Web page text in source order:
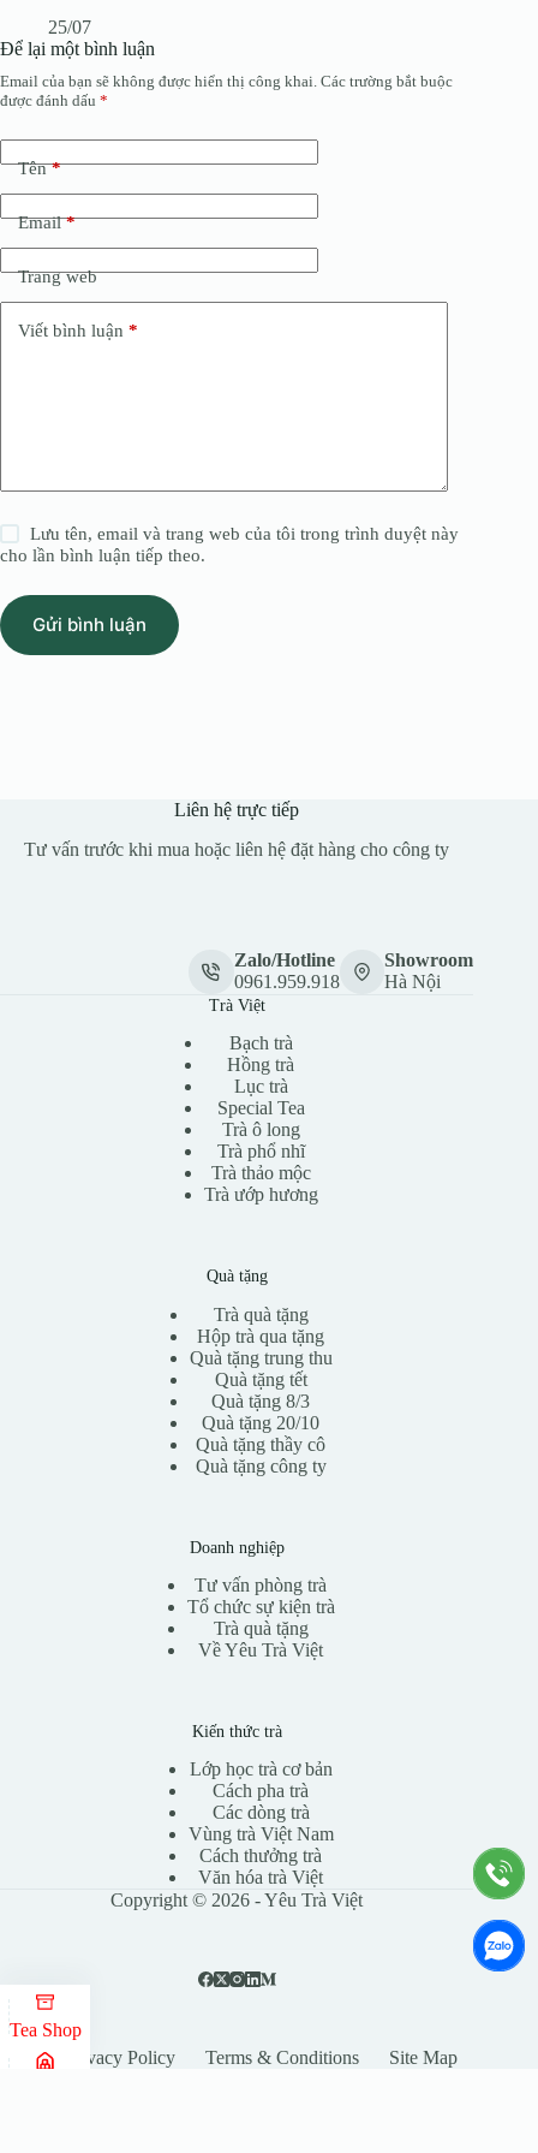
25/07
Để lại một bình luận
Email của bạn sẽ không được hiển thị công khai. Các trường bắt buộc
được đánh dấu *
Tên*
Email*
Trang web
Viết bình luận *
Lưu tên, email và trang web của tôi trong trình duyệt này
cho lần bình luận tiếp theo.
Gửi bình luận
Liên hệ trực tiếp
Tư vấn trước khi mua hoặc liên hệ đặt hàng cho công ty
Zalo/Hotline
0961.959.918
Showroom
Hà Nội
Trà Việt
Bạch trà
Hồng trà
Lục trà
Special Tea
Trà ô long
Trà phổ nhĩ
Trà thảo mộc
Trà ướp hương
Quà tặng
Trà quà tặng
Hộp trà qua tặng
Quà tặng trung thu
Quà tặng tết
Quà tặng 8/3
Quà tặng 20/10
Quà tặng thầy cô
Quà tặng công ty
Doanh nghiệp
Tư vấn phòng trà
Tổ chức sự kiện trà
Trà quà tặng
Về Yêu Trà Việt
Kiến thức trà
Lớp học trà cơ bản
Cách pha trà
Các dòng trà
Vùng trà Việt Nam
Cách thưởng trà
Văn hóa trà Việt
Copyright © 2026 - Yêu Trà Việt
Privacy Policy Terms & Conditions Site Map
Tea Shop